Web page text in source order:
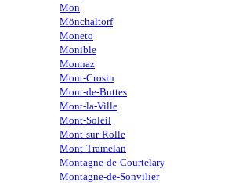
Mon
Mönchaltorf
Moneto
Monible
Monnaz
Mont-Crosin
Mont-de-Buttes
Mont-la-Ville
Mont-Soleil
Mont-sur-Rolle
Mont-Tramelan
Montagne-de-Courtelary
Montagne-de-Sonvilier